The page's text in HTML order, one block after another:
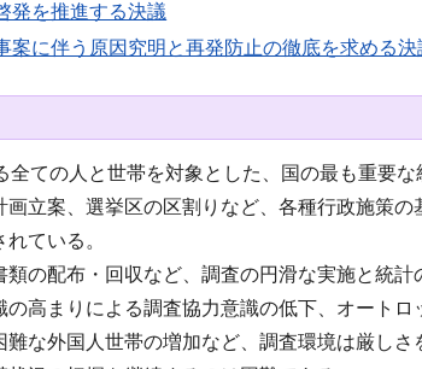
発を推進する決議
に伴う原因究明と再発防止の徹底を求める決
ての人と世帯を対象とした、国の最も重要な
立案、選挙区の区割りなど、各種行政施策の
ている。
の配布・回収など、調査の円滑な実施と統計
高まりによる調査協力意識の低下、オートロ
な外国人世帯の増加など、調査環境は厳しさ